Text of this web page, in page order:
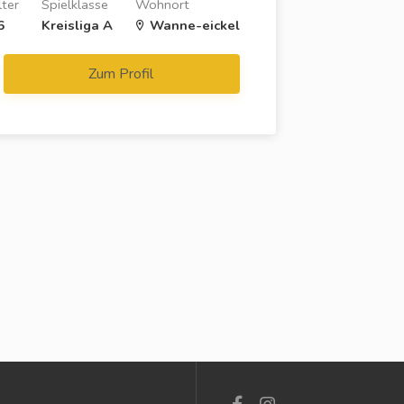
Wohnort
Wanne-eickel
Spielklasse
Kreisliga A
Zum Profil